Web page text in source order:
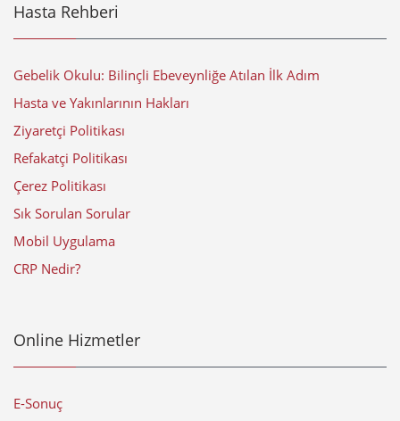
Hasta Rehberi
Gebelik Okulu: Bilinçli Ebeveynliğe Atılan İlk Adım
Hasta ve Yakınlarının Hakları
Ziyaretçi Politikası
Refakatçi Politikası
Çerez Politikası
Sık Sorulan Sorular
Mobil Uygulama
CRP Nedir?
Online Hizmetler
E-Sonuç